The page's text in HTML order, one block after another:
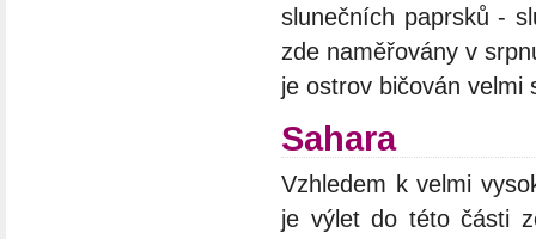
slunečních paprsků -
zde naměřovány v
je ostrov bičován velmi
Sahara
Vzhledem k velmi
je výlet do této části